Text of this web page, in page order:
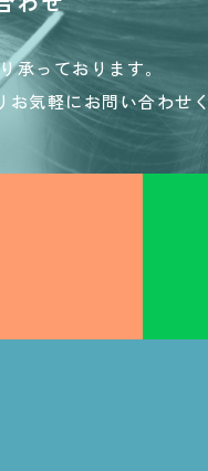
承っております。
気軽にお問い合わせく